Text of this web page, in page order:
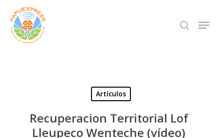
Skip
main
search
Artículos
Recuperacion Territorial Lof
Lleupeco Wenteche (vídeo)
Close